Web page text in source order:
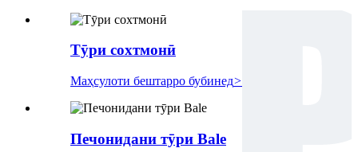
Тӯри сохтмонӣ
Маҳсулоти бештарро бубинед>
Печонидани тӯри Bale